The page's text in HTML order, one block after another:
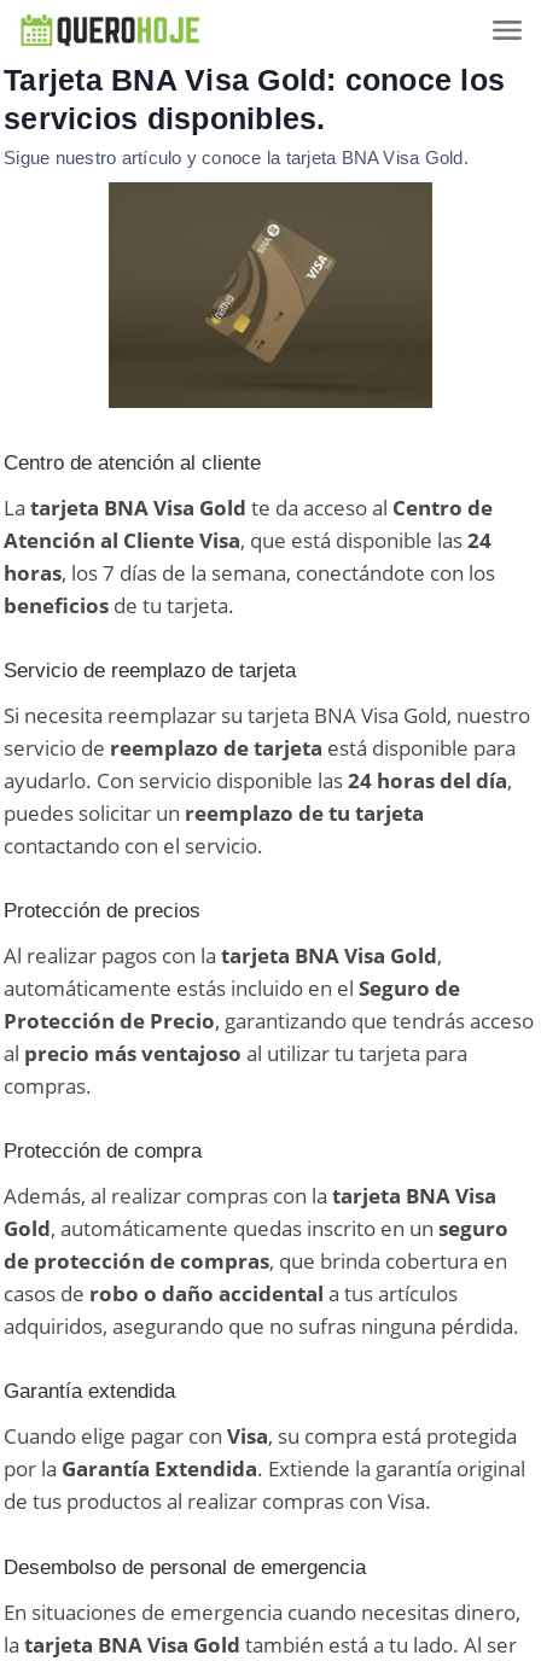
Tarjeta BNA Visa Gold: conoce los
servicios disponibles.
Sigue nuestro artículo y conoce la tarjeta BNA Visa Gold.
Centro de atención al cliente
Latarjeta BNA Visa Gold te da acceso al Centro de
Atención al Cliente Visa, que está disponible las24
horas, los 7 días de la semana, conectándote con los
beneficios de tu tarjeta.
Servicio de reemplazo de tarjeta
Si necesita reemplazar su tarjeta BNA Visa Gold, nuestro
servicio de reemplazo de tarjeta está disponible para
ayudarlo. Con servicio disponible las24 horas del día,
puedes solicitar un reemplazo de tu tarjeta
contactando con el servicio.
Protección de precios
Al realizar pagos con latarjeta BNA Visa Gold,
automáticamente estás incluido en elSeguro de
Protección de Precio, garantizando que tendrás acceso
al precio más ventajoso al utilizar tu tarjeta para
compras.
Protección de compra
Además, al realizar compras con latarjeta BNA Visa
Gold, automáticamente quedas inscrito en unseguro
de protección de compras, que brinda cobertura en
casos de robo o daño accidental a tus artículos
adquiridos, asegurando que no sufras ninguna pérdida.
Garantía extendida
Cuando elige pagar conVisa, su compra está protegida
por la Garantía Extendida. Extiende la garantía original
de tus productos al realizar compras con Visa.
Desembolso de personal de emergencia
En situaciones de emergencia cuando necesitas dinero,
latarjeta BNA Visa Gold también está a tu lado. Al ser